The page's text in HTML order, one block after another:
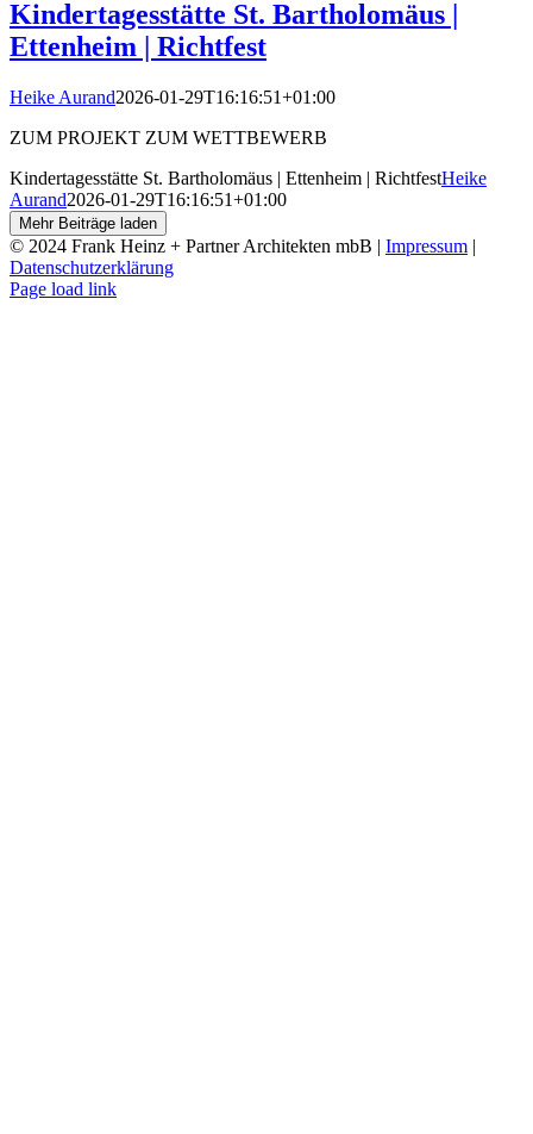
Kindertagesstätte St. Bartholomäus |
Ettenheim | Richtfest
Heike Aurand2026-01-29T16:16:51+01:00
ZUM PROJEKT ZUM WETTBEWERB
Kindertagesstätte St. Bartholomäus | Ettenheim | RichtfestHeike
Aurand2026-01-29T16:16:51+01:00
Mehr Beiträge laden
© 2024 Frank Heinz + Partner Architekten mbB | Impressum |
Datenschutzerklärung
Instagram
Page load link